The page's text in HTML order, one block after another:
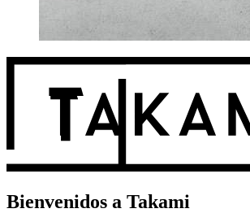
Bienvenidos a Takami